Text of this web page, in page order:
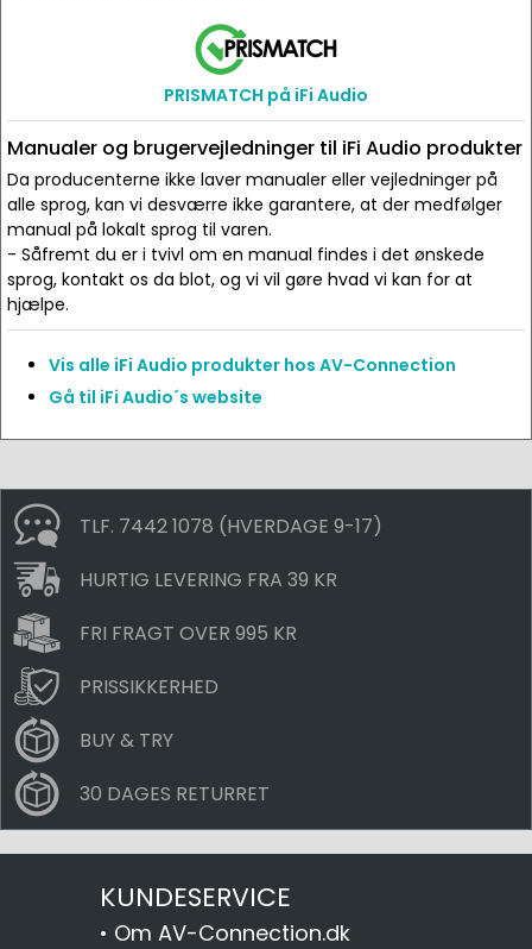
PRISMATCH på iFi Audio
Manualer og brugervejledninger til iFi Audio produkter
Da producenterne ikke laver manualer eller vejledninger på
alle sprog, kan vi desværre ikke garantere, at der medfølger
manual på lokalt sprog til varen.
- Såfremt du er i tvivl om en manual findes i det ønskede
sprog, kontakt os da blot, og vi vil gøre hvad vi kan for at
hjælpe.
Vis alle iFi Audio produkter hos AV-Connection
Gå til iFi Audio´s website
TLF. 7442 1078 (HVERDAGE 9-17)
HURTIG LEVERING FRA 39 KR
FRI FRAGT OVER 995 KR
PRISSIKKERHED
BUY & TRY
30 DAGES RETURRET
KUNDESERVICE
• Om AV-Connection.dk